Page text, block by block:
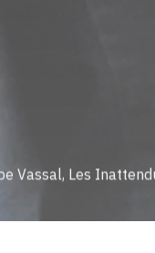
Vassal, Les